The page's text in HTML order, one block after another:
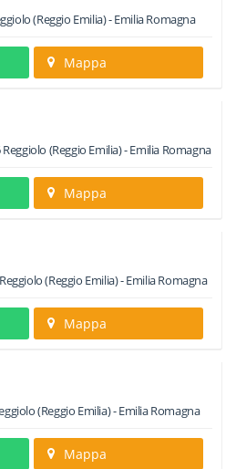
(Reggio Emilia) -Emilia Romagna
Mappa
Reggiolo (Reggio Emilia) -Emilia Romagna
Mappa
Reggiolo(Reggio Emilia) -Emilia Romagna
Mappa
(Reggio Emilia) -Emilia Romagna
Mappa